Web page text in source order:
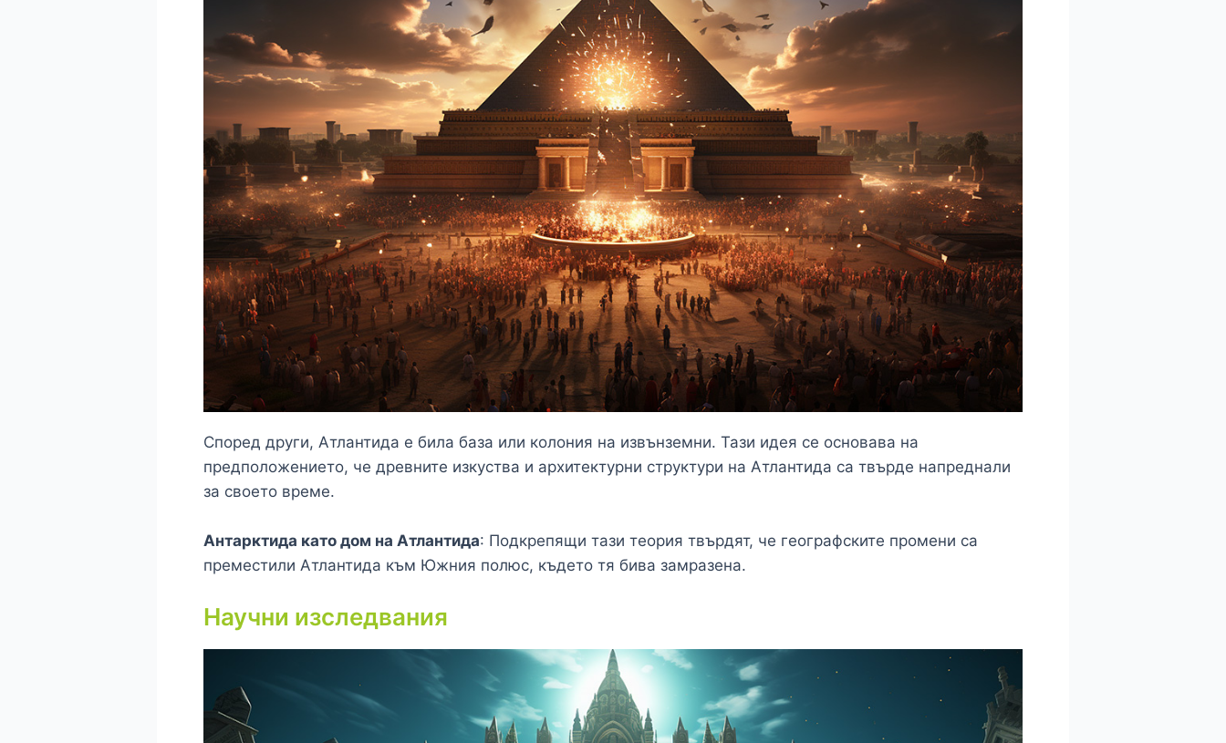
Според други, Атлантида е била база или колония на извънземни. Тази идея се основава на
предположението, че древните изкуства и архитектурни структури на Атлантида са твърде напреднали
за своето време.
Антарктида като дом на Атлантида: Подкрепящи тази теория твърдят, че географските промени са
преместили Атлантида към Южния полюс, където тя бива замразена.
Научни изследвания